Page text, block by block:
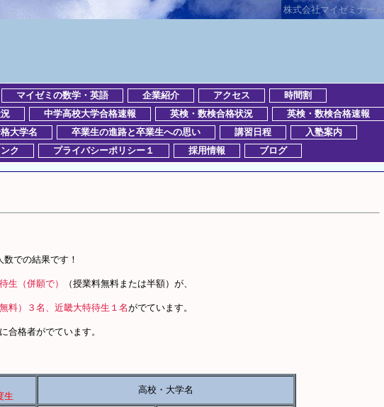
株式会社マイゼミナール
マイゼミの数学・英語 企業紹介 アクセス
時間割
中学高校大学合格速報 英検・数検合格状況
英検・数検合格速報
大学名 卒業生の進路と卒業生への思い 講習日程
入塾案内
ンク プライバシーポリシー１ 採用情報 ブログ
での結果です！
生（併願で） （授業料無料または半額）が、
料）３名、近畿大特待生１名がでています。
合格者がでています。
生
高校・大学名